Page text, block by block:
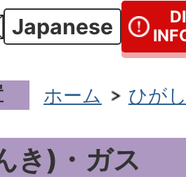
Japanese
ホーム ひが
き)・ガス